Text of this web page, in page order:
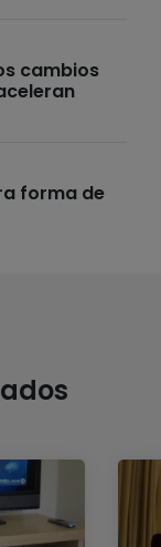
cambios
forma de